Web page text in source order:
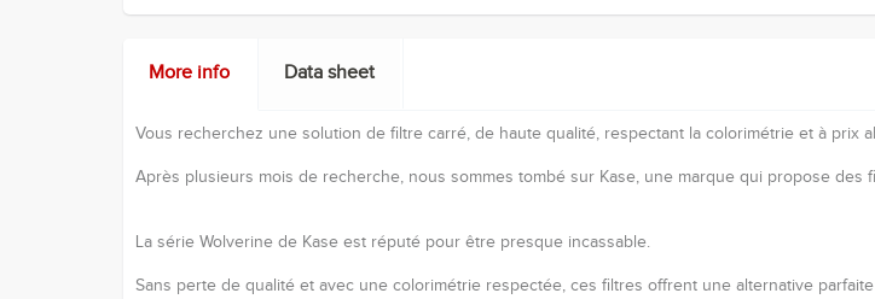
More info Data sheet
Vous recherchez une solution de filtre carré, de haute qualité, respectant la colorimétrie et à prix
Après plusieurs mois de recherche, nous sommes tombé sur Kase, une marque qui propose
La série Wolverine de Kase est réputé pour être presque incassable.
Sans perte de qualité et avec une colorimétrie respectée, ces filtres offrent une alternative